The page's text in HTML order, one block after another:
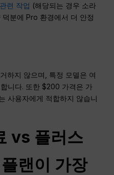
련 작업 (해당되는 경우 소라
분에 Pro 환경에서 더 안정
하지 않으며, 특정 모델은 여
니다. 또한 $200 가격은 가
사용자에게 적합하지 않습니
vs 플러스
랜이 가장